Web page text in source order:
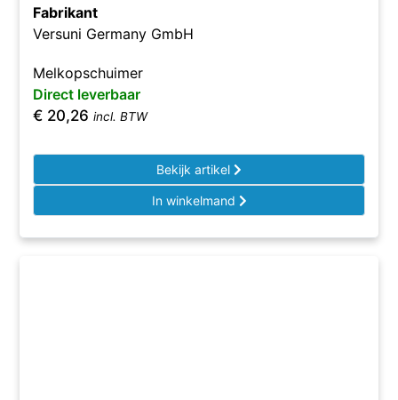
Fabrikant
Versuni Germany GmbH
Melkopschuimer
Direct leverbaar
€ 20,26 incl. BTW
Bekijk artikel
In winkelmand